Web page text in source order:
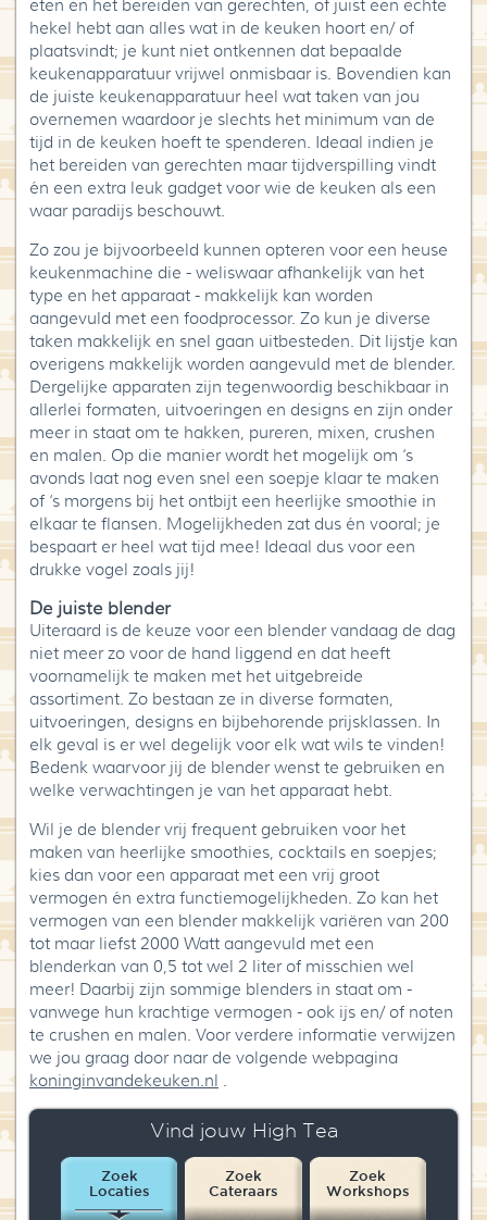
eten en het bereiden van gerechten, of juist een echte
hekel hebt aan alles wat in de keuken hoort en/ of
plaatsvindt; je kunt niet ontkennen dat bepaalde
keukenapparatuur vrijwel onmisbaar is. Bovendien kan
de juiste keukenapparatuur heel wat taken van jou
overnemen waardoor je slechts het minimum van de
tijd in de keuken hoeft te spenderen. Ideaal indien je
het bereiden van gerechten maar tijdverspilling vindt
én een extra leuk gadget voor wie de keuken als een
waar paradijs beschouwt.
Zo zou je bijvoorbeeld kunnen opteren voor een heuse
keukenmachine die - weliswaar afhankelijk van het
type en het apparaat - makkelijk kan worden
aangevuld met een foodprocessor. Zo kun je diverse
taken makkelijk en snel gaan uitbesteden. Dit lijstje kan
overigens makkelijk worden aangevuld met de blender.
Dergelijke apparaten zijn tegenwoordig beschikbaar in
allerlei formaten, uitvoeringen en designs en zijn onder
meer in staat om te hakken, pureren, mixen, crushen
en malen. Op die manier wordt het mogelijk om ‘s
avonds laat nog even snel een soepje klaar te maken
of ‘s morgens bij het ontbijt een heerlijke smoothie in
elkaar te flansen. Mogelijkheden zat dus én vooral; je
bespaart er heel wat tijd mee! Ideaal dus voor een
drukke vogel zoals jij!
De juiste blender
Uiteraard is de keuze voor een blender vandaag de dag
niet meer zo voor de hand liggend en dat heeft
voornamelijk te maken met het uitgebreide
assortiment. Zo bestaan ze in diverse formaten,
uitvoeringen, designs en bijbehorende prijsklassen. In
elk geval is er wel degelijk voor elk wat wils te vinden!
Bedenk waarvoor jij de blender wenst te gebruiken en
welke verwachtingen je van het apparaat hebt.
Wil je de blender vrij frequent gebruiken voor het
maken van heerlijke smoothies, cocktails en soepjes;
kies dan voor een apparaat met een vrij groot
vermogen én extra functiemogelijkheden. Zo kan het
vermogen van een blender makkelijk variëren van 200
tot maar liefst 2000 Watt aangevuld met een
blenderkan van 0,5 tot wel 2 liter of misschien wel
meer! Daarbij zijn sommige blenders in staat om -
vanwege hun krachtige vermogen - ook ijs en/ of noten
te crushen en malen. Voor verdere informatie verwijzen
we jou graag door naar de volgende webpagina
koninginvandekeuken.nl .
Vind jouw High Tea
Zoek
Locaties
Zoek
Cateraars
Zoek
Workshops